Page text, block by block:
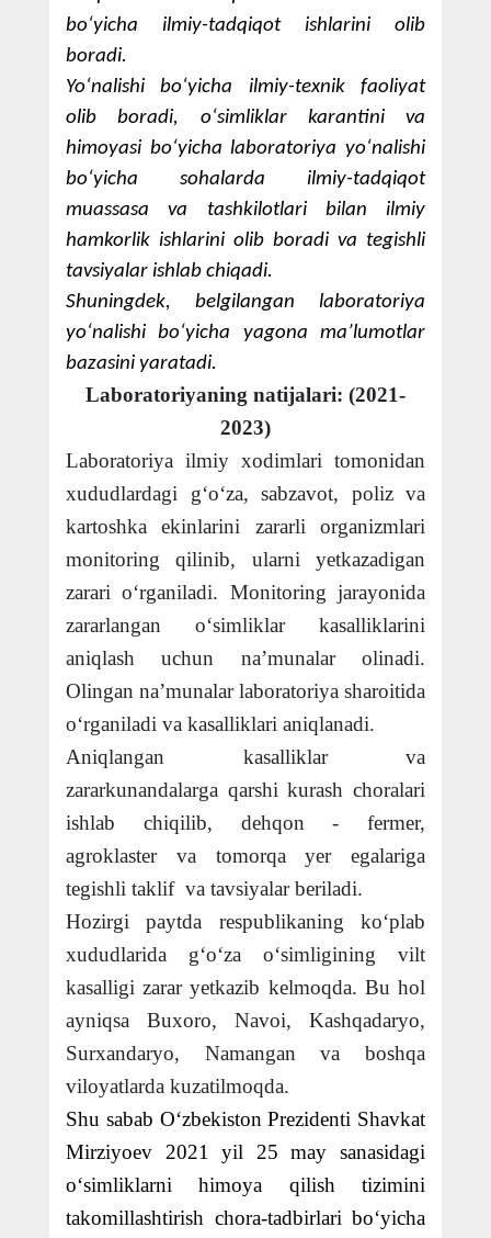
bo‘yicha ilmiy-tadqiqot ishlarini olib
boradi.
Yo‘nalishi bo‘yicha ilmiy-texnik faoliyat
olib boradi, o‘simliklar karantini va
himoyasi bo‘yicha laboratoriya yo‘nalishi
bo‘yicha sohalarda ilmiy-tadqiqot
muassasa va tashkilotlari bilan ilmiy
hamkorlik ishlarini olib boradi va tegishli
tavsiyalar ishlab chiqadi.
Shuningdek, belgilangan laboratoriya
yo‘nalishi bo‘yicha yagona ma’lumotlar
bazasini yaratadi.
Laboratoriyaning natijalari: (2021-
2023)
Laboratoriya ilmiy xodimlari tomonidan
xududlardagi g‘o‘za, sabzavot, poliz va
kartoshka ekinlarini zararli organizmlari
monitoring qilinib, ularni yetkazadigan
zarari o‘rganiladi. Monitoring jarayonida
zararlangan o‘simliklar kasalliklarini
aniqlash uchun na’munalar olinadi.
Olingan na’munalar laboratoriya sharoitida
o‘rganiladi va kasalliklari aniqlanadi.
Aniqlangan kasalliklar va
zararkunandalarga qarshi kurash choralari
ishlab chiqilib, dehqon - fermer,
agroklaster va tomorqa yer egalariga
tegishli taklif va tavsiyalar beriladi.
Hozirgi paytda respublikaning ko‘plab
xududlarida g‘o‘za o‘simligining vilt
kasalligi zarar yetkazib kelmoqda. Bu hol
ayniqsa Buxoro, Navoi, Kashqadaryo,
Surxandaryo, Namangan va boshqa
viloyatlarda kuzatilmoqda.
Shu sabab O‘zbekiston Prezidenti Shavkat
Mirziyoev 2021 yil 25 may sanasidagi
o‘simliklarni himoya qilish tizimini
takomillashtirish chora-tadbirlari bo‘yicha